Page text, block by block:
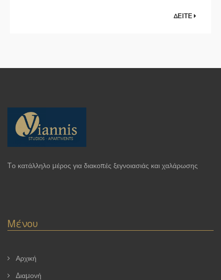
ΔΕΙΤΕ
Tο κατάλληλο μέρος για διακοπές ξεγνοιασιάς και χαλάρωσης
Μένου
Αρχική
Διαμονή